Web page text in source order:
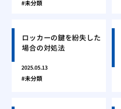
未分類
ロッカーの鍵を紛失した
場合の対処法
2025.05.13
未分類